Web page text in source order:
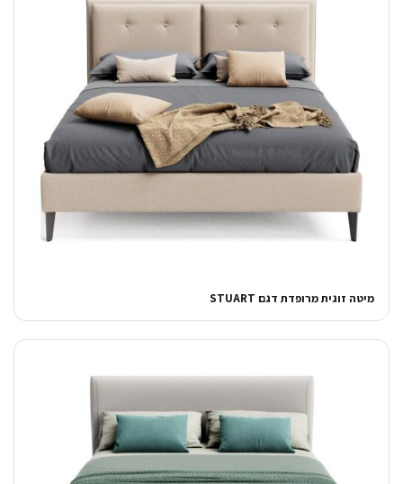
מיטה זוגית מרופדת דגם STUART